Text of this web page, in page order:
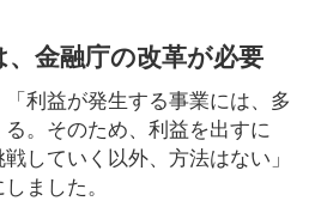
金融庁の改革が必要
利益が発生する事業には、多
。そのため、利益を出すに
していく以外、方法はない」
ました。